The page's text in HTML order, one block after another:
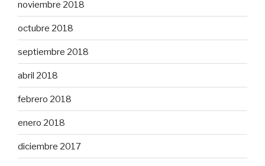
noviembre 2018
octubre 2018
septiembre 2018
abril 2018
febrero 2018
enero 2018
diciembre 2017